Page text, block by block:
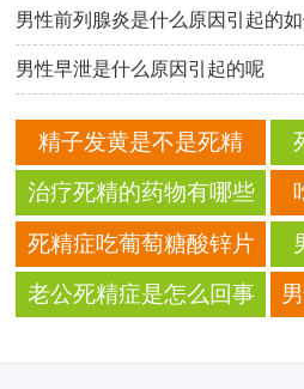
男性前列腺炎是什么原因引起的
男性早泄是什么原因引起的呢
精子发黄是不是死精
治疗死精的药物有哪些
死精症吃葡萄糖酸锌片
有用吗
老公死精症是怎么回事